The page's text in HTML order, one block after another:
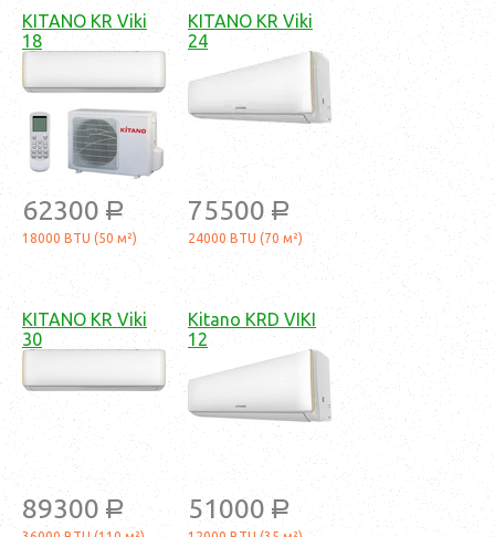
KITANO KR Viki
18
62300 a
18000 BTU (50 м²)
KITANO KR Viki
24
75500 a
24000 BTU (70 м²)
KITANO KR Viki
30
89300 a
Kitano KRD VIKI
12
51000 a